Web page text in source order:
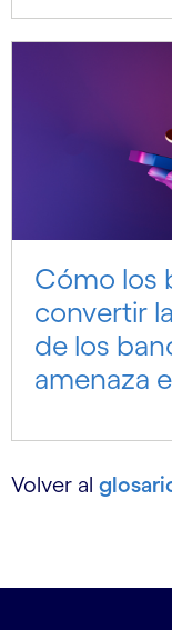
Cómo los
convertir
de los
amenaza
Volver al